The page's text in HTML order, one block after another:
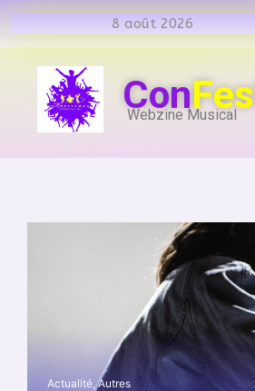
8 août 2026
Con
Webzine Musical
Actualité Autres